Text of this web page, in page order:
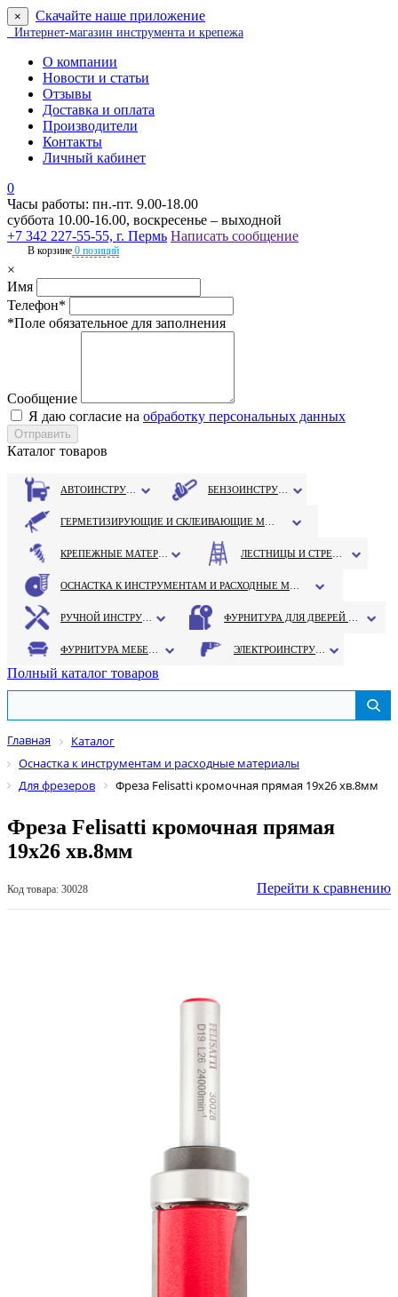
× Скачайте наше приложение
Интернет-магазин инструмента и крепежа
О компании
Новости и статьи
Отзывы
Доставка и оплата
Производители
Контакты
Личный кабинет
0
Часы работы: пн.-пт. 9.00-18.00
суббота 10.00-16.00, воскресенье – выходной
+7 342 227-55-55, г. Пермь Написать сообщение
В корзине 0 позиций
×
Имя
Телефон*
*Поле обязательное для заполнения
Сообщение
Я даю согласие на обработку персональных данных
Каталог товаров
Полный каталог товаров
Главная
Каталог
Оснастка к инструментам и расходные материалы
Для фрезеров
Фреза Felisatti кромочная прямая 19х26 хв.8мм
Фреза Felisatti кромочная прямая
19х26 хв.8мм
Код товара: 30028 Перейти к сравнению